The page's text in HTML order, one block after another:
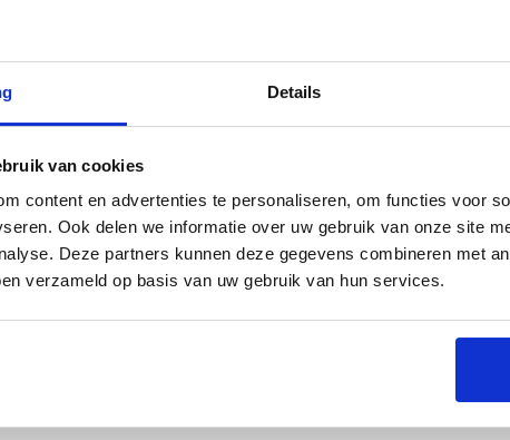
Details
van cookies
content en advertenties te personaliseren, om functies voor
Ook delen we informatie over uw gebruik van onze site
Deze partners kunnen deze gegevens combineren met
verzameld op basis van uw gebruik van hun services.
Specificaties
zwarte gedeelte af op de zij- en sear brander van
kleur (RVS). Ideaal voor de Grandhall Elite. Let op: het
van Grandhall zijn niet inbegrepen.